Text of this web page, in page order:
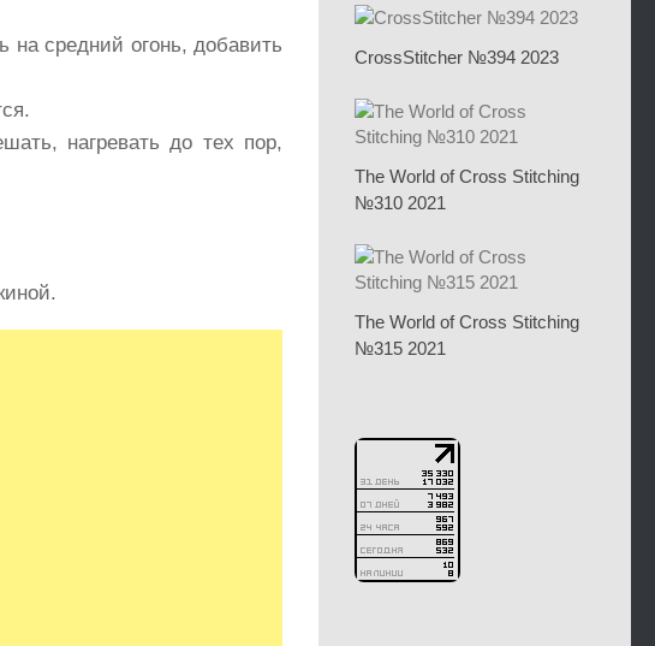
на средний огонь, добавить
нагревать до тех пор,
CrossStitcher №394 2023
The World of Cross Stitching
№310 2021
The World of Cross Stitching
№315 2021